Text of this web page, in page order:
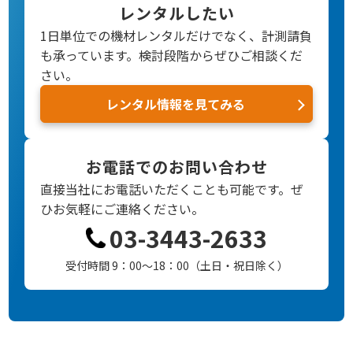
レンタルしたい
1日単位での機材レンタルだけでなく、計測請負
も承っています。検討段階からぜひご相談くだ
さい。
レンタル情報を見てみる
お電話でのお問い合わせ
直接当社にお電話いただくことも可能です。ぜ
ひお気軽にご連絡ください。
03-3443-2633
受付時間 9：00～18：00（土日・祝日除く）